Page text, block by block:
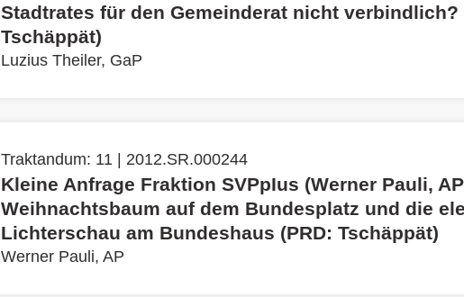
Stadtrates für den Gemeinderat nicht verbindlich?
Tschäppät)
Luzius Theiler, GaP
Traktandum: 11 | 2012.SR.000244
Kleine Anfrage Fraktion SVPpIus (Werner Pauli,
Weihnachtsbaum auf dem Bundesplatz und die
Lichterschau am Bundeshaus (PRD: Tschäppät)
Werner Pauli, AP